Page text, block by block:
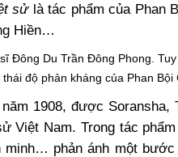
sửlà tác phẩm của Phan
Hiền…
Đông Du Trần Đông Phong.
độ phản kháng của Phan
1908, được Soransha,
Việt Nam. Trong tác
minh… phản ánh một